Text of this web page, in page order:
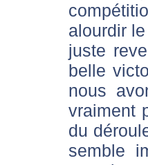
alourdir
juste
belle
nous
vraiment
du
semble